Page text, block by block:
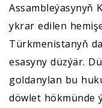
Assambleýasynyň
ykrar edilen
Türkmenistanyň
esasyny düzýär.
goldanylan bu
döwlet hökmünde